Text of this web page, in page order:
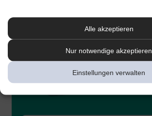
Alle akzeptieren
Nur notwendige akzeptieren
Einstellungen verwalten